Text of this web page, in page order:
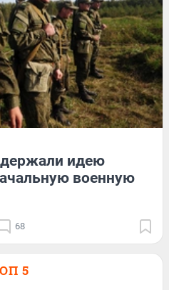
идею
военную
68
5